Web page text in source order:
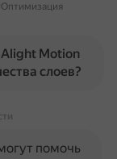
Alight Motion
слоев?
помочь